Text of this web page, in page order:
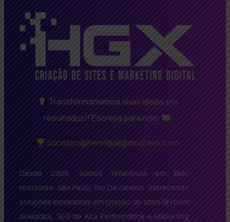
Transformamamos suas ideias em
resultados!! Escreva para nós:
sucesso@henriqueguimaraes.com
Desde 2008, somos referência em Belo
Horizonte, São Paulo, Rio De Janeiro, oferecendo
soluções inovadoras em criação de sites BH bem
avaliados, SEO de Alta Performance e Marketing